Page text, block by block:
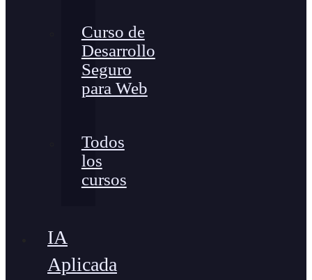
Curso de
Desarrollo
Seguro
para Web
Todos
los
cursos
IA
Aplicada